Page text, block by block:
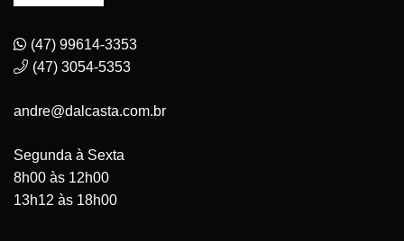
(47) 99614-3353
(47) 3054-5353
andre@dalcasta.com.br
Segunda à Sexta
8h00 às 12h00
13h12 às 18h00